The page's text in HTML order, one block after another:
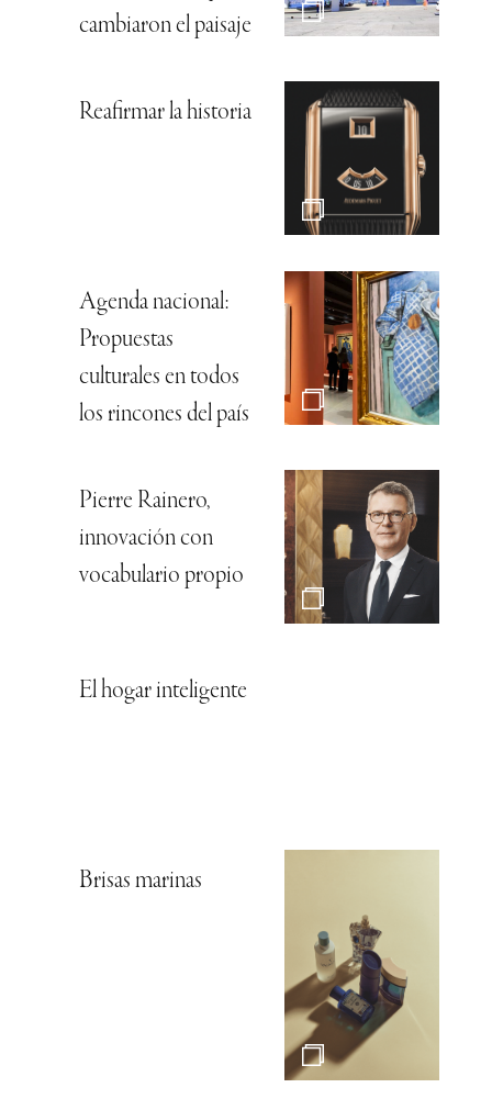
cambiaron el paisaje
Reafirmar la historia
Agenda nacional:
Propuestas
culturales en todos
los rincones del país
Pierre Rainero,
innovación con
vocabulario propio
El hogar inteligente
Brisas marinas